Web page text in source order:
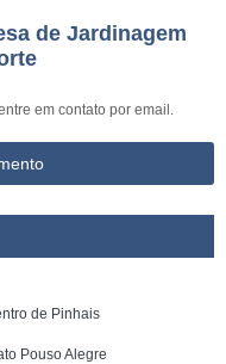
de Jardinagem
em contato por email.
de Pinhais
Pouso Alegre